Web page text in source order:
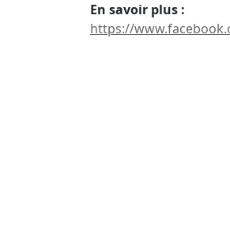
En savoir plus :
https://